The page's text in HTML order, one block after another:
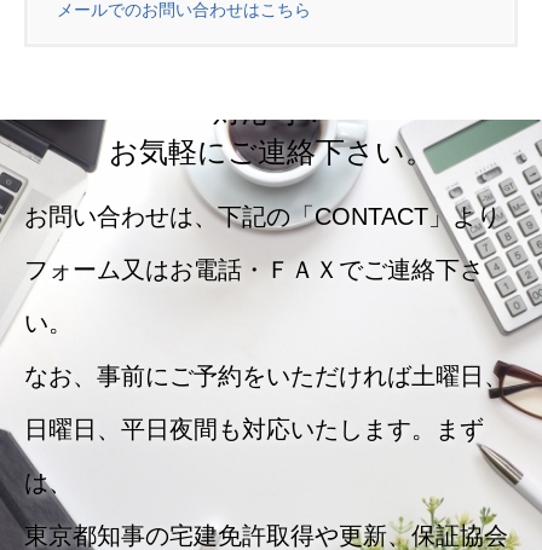
メールでのお問い合わせはこちら
対応可！
お気軽にご連絡下さい。
お問い合わせは、下記の「CONTACT」より
フォーム又はお電話・ＦＡＸでご連絡下さ
い。
なお、事前にご予約をいただければ土曜日、
日曜日、平日夜間も対応いたします。まず
は、
東京都知事の宅建免許取得や更新、保証協会